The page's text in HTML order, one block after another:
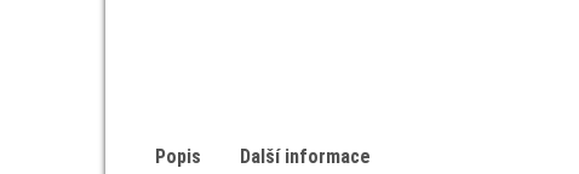
Popis Další informace